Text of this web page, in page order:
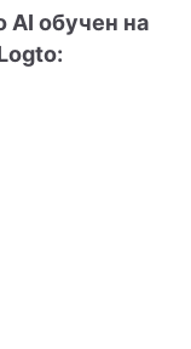
AI обучен на